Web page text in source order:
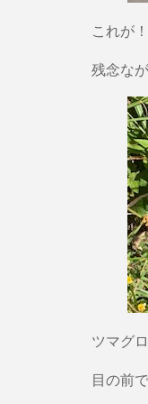
これが
残念な
ツマグ
目の前